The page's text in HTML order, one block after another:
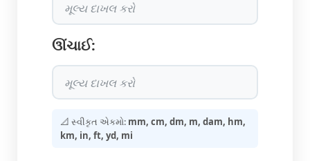
ઊંચાઈ:
📐 સ્વીકૃત એકમો: mm, cm, dm, m, dam, hm,
km, in, ft, yd, mi